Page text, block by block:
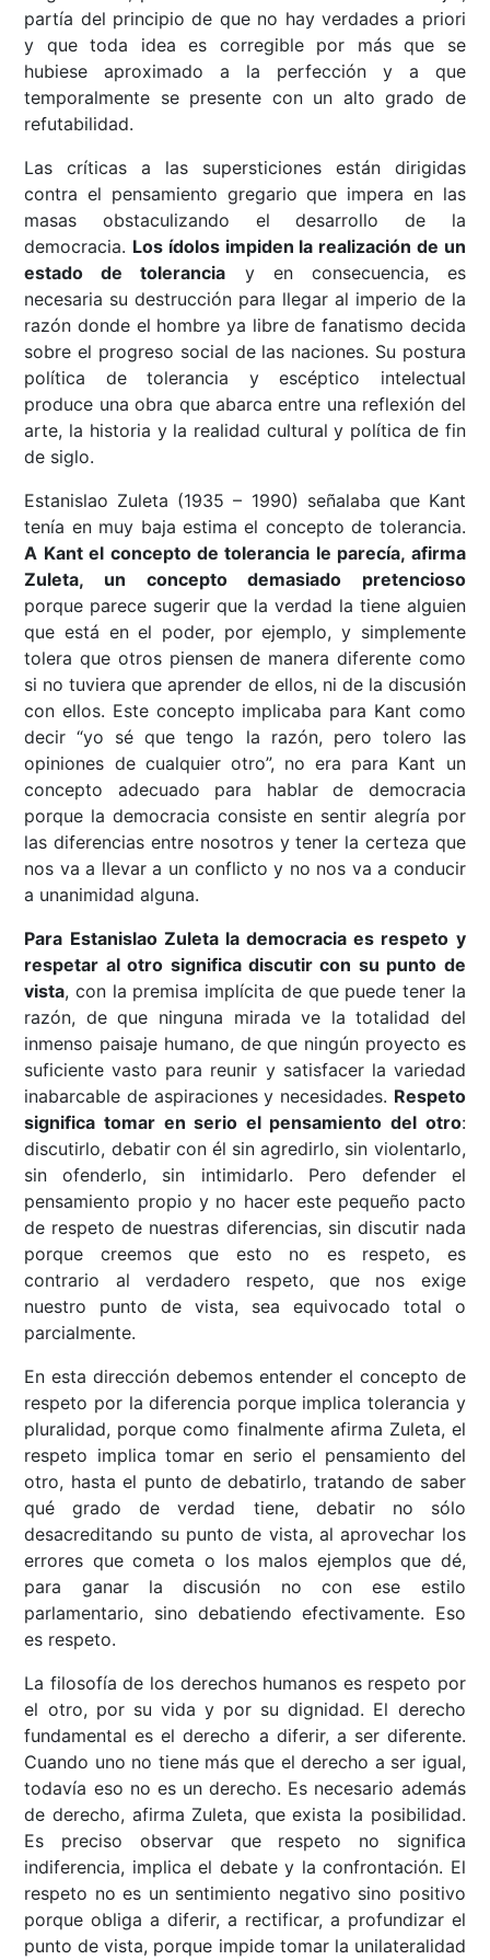
partía del principio de que no hay verdades a priori
y que toda idea es corregible por más que se
hubiese aproximado a la perfección y a que
temporalmente se presente con un alto grado de
refutabilidad.
Las críticas a las supersticiones están dirigidas
contra el pensamiento gregario que impera en las
masas obstaculizando el desarrollo de la
democracia. Los ídolos impiden la realización de un
estado de tolerancia y en consecuencia, es
necesaria su destrucción para llegar al imperio de la
razón donde el hombre ya libre de fanatismo decida
sobre el progreso social de las naciones. Su postura
política de tolerancia y escéptico intelectual
produce una obra que abarca entre una reflexión del
arte, la historia y la realidad cultural y política de fin
de siglo.
Estanislao Zuleta (1935 – 1990) señalaba que Kant
tenía en muy baja estima el concepto de tolerancia.
A Kant el concepto de tolerancia le parecía, afirma
Zuleta, un concepto demasiado pretencioso
porque parece sugerir que la verdad la tiene alguien
que está en el poder, por ejemplo, y simplemente
tolera que otros piensen de manera diferente como
si no tuviera que aprender de ellos, ni de la discusión
con ellos. Este concepto implicaba para Kant como
decir “yo sé que tengo la razón, pero tolero las
opiniones de cualquier otro”, no era para Kant un
concepto adecuado para hablar de democracia
porque la democracia consiste en sentir alegría por
las diferencias entre nosotros y tener la certeza que
nos va a llevar a un conflicto y no nos va a conducir
a unanimidad alguna.
Para Estanislao Zuleta la democracia es respeto y
respetar al otro significa discutir con su punto de
vista, con la premisa implícita de que puede tener la
razón, de que ninguna mirada ve la totalidad del
inmenso paisaje humano, de que ningún proyecto es
suficiente vasto para reunir y satisfacer la variedad
inabarcable de aspiraciones y necesidades. Respeto
significa tomar en serio el pensamiento del otro:
discutirlo, debatir con él sin agredirlo, sin violentarlo,
sin ofenderlo, sin intimidarlo. Pero defender el
pensamiento propio y no hacer este pequeño pacto
de respeto de nuestras diferencias, sin discutir nada
porque creemos que esto no es respeto, es
contrario al verdadero respeto, que nos exige
nuestro punto de vista, sea equivocado total o
parcialmente.
En esta dirección debemos entender el concepto de
respeto por la diferencia porque implica tolerancia y
pluralidad, porque como finalmente afirma Zuleta, el
respeto implica tomar en serio el pensamiento del
otro, hasta el punto de debatirlo, tratando de saber
qué grado de verdad tiene, debatir no sólo
desacreditando su punto de vista, al aprovechar los
errores que cometa o los malos ejemplos que dé,
para ganar la discusión no con ese estilo
parlamentario, sino debatiendo efectivamente. Eso
es respeto.
La filosofía de los derechos humanos es respeto por
el otro, por su vida y por su dignidad. El derecho
fundamental es el derecho a diferir, a ser diferente.
Cuando uno no tiene más que el derecho a ser igual,
todavía eso no es un derecho. Es necesario además
de derecho, afirma Zuleta, que exista la posibilidad.
Es preciso observar que respeto no significa
indiferencia, implica el debate y la confrontación. El
respeto no es un sentimiento negativo sino positivo
porque obliga a diferir, a rectificar, a profundizar el
punto de vista, porque impide tomar la unilateralidad